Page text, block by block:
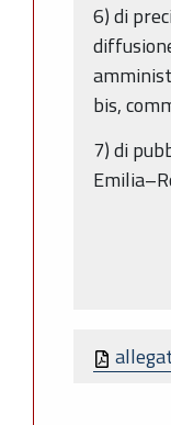
6) di
bis,
7) di